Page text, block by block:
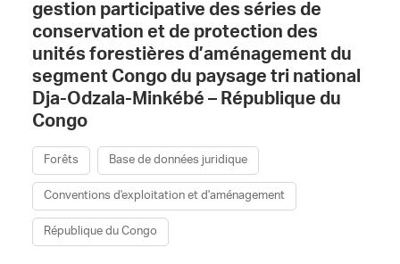
gestion participative des séries de
conservation et de protection des
unités forestières d’aménagement du
segment Congo du paysage tri national
Dja-Odzala-Minkébé – République du
Congo
Forêts Base de données juridique
Conventions d'exploitation et d'aménagement
République du Congo